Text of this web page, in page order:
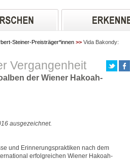
Steiner-Preisträger*innen >> Vida Bakondy:
Vergangenheit
der Wiener Hakoah-
ausgezeichnet.
und Erinnerungspraktiken nach dem
erfolgreichen Wiener Hakoah-